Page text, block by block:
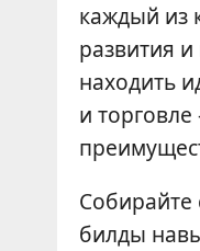
каждый из
развития
находить
и
билды